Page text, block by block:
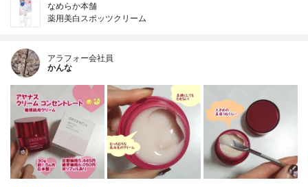
なめらか本舗
薬用美白スポッツクリーム
アラフォー会社員
かんな